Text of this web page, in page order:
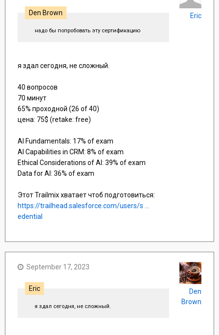
Den Brown
надо бы попробовать эту сертификацию
я здал сегодня, не сложный.
40 вопросов
70 минут
65% проходной (26 of 40)
цена: 75$ (retake: free)
AI Fundamentals: 17% of exam
AI Capabilities in CRM: 8% of exam
Ethical Considerations of AI: 39% of exam
Data for AI: 36% of exam
Этот Trailmix хватает чтоб подготовиться:
https://trailhead.salesforce.com/users/s ...
edential
Eric
September 17, 2023
Eric
я здал сегодня, не сложный.
Den
Brown